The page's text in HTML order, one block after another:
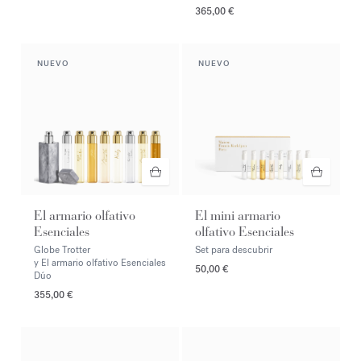
365,00 €
NUEVO
El armario olfativo
Esenciales
Globe Trotter
y El armario olfativo Esenciales
Dúo
355,00 €
NUEVO
El mini armario
olfativo Esenciales
Set para descubrir
50,00 €